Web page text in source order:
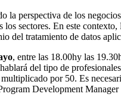
la perspectiva de los
los sectores. En este
del tratamiento de datos
, entre las 18.00hy las
del tipo de
por 50. Es
Development